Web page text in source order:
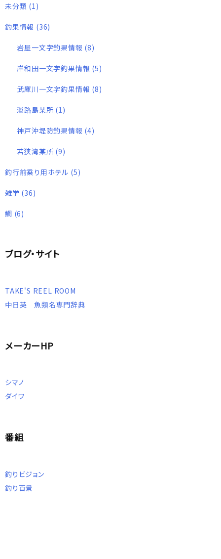
未分類 (1)
釣果情報 (36)
岩屋一文字釣果情報 (8)
岸和田一文字釣果情報 (5)
武庫川一文字釣果情報 (8)
淡路島某所 (1)
神戸沖堤防釣果情報 (4)
若狭湾某所 (9)
釣行前乗り用ホテル (5)
雑学 (36)
鯛 (6)
ブログ・サイト
TAKE'S REEL ROOM
中日英 魚類名専門辞典
メーカーHP
シマノ
ダイワ
番組
釣りビジョン
釣り百景